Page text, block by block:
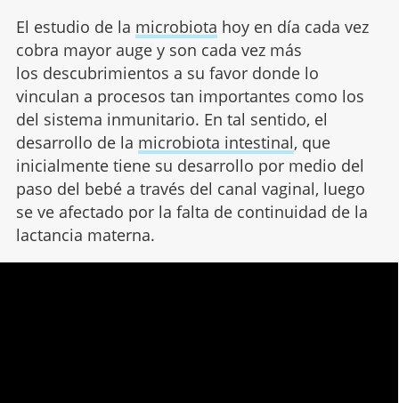
El estudio de la microbiota hoy en día cada vez
cobra mayor auge y son cada vez más
los descubrimientos a su favor donde lo
vinculan a procesos tan importantes como los
del sistema inmunitario. En tal sentido, el
desarrollo de la microbiota intestinal, que
inicialmente tiene su desarrollo por medio del
paso del bebé a través del canal vaginal, luego
se ve afectado por la falta de continuidad de la
lactancia materna.